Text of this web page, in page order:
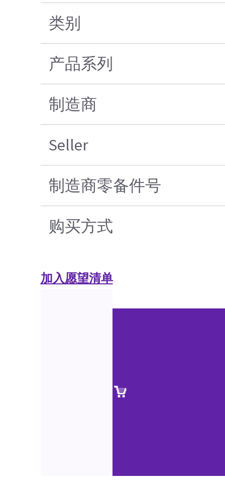
类别
产品系列
制造商
Seller
制造商零备件号
购买方式
加入愿望清单